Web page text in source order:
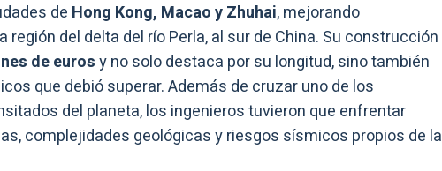
de Hong Kong, Macao y Zhuhai, mejorando
del delta del río Perla, al sur de China. Su construcción
de eurosy no solo destaca por su longitud, sino también
que debió superar. Además de cruzar uno de los
del planeta, los ingenieros tuvieron que enfrentar
complejidades geológicas y riesgos sísmicos propios de la